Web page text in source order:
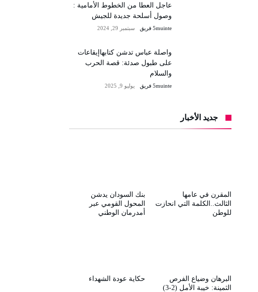
عاجل العطا من الخطوط الأمامية :
وصول أسلحة جديدة للجيش
5muinte فريق سبتمبر 29, 2024
واصلة عباس تدشن كتابهاإيقاعات
على طبول صدئة: قصة الحرب
والسلام
5muinte فريق يوليو 9, 2025
جديد الأخبار
بنك السودان يدشن
المحول القومي عبر
أمدرمان الوطني
المقرن في عامها
الثالث..الكلمة التي انحازت
للوطن
حكاية عودة الشهداء
البرهان وضياع الفرص
الثمينة: خيبة الأمل (2-3)